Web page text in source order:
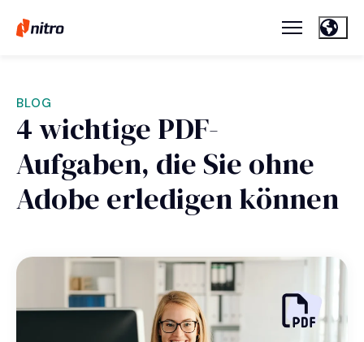
BLOG
4 wichtige PDF-
Aufgaben, die Sie ohne
Adobe erledigen können